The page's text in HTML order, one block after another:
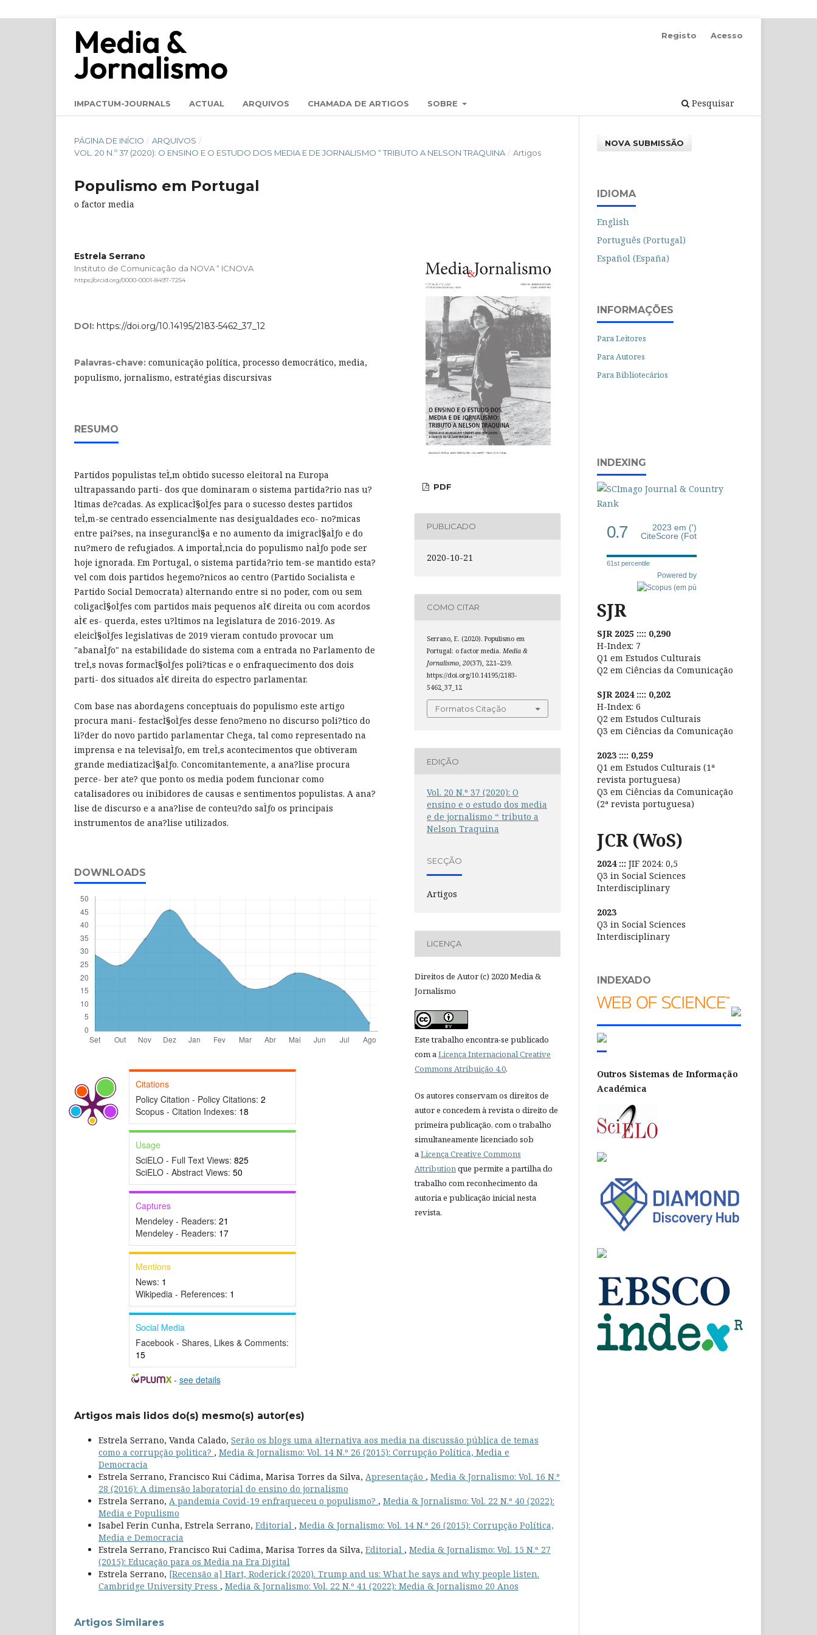
IMPACTUM-JOURNALS ACTUAL ARQUIVOS CHAMADA DE ARTIGOS SOBRE Pesquisar
Registo Acesso
PÁGINA DE INÍCIO / ARQUIVOS /
VOL. 20 N.º 37 (2020): O ENSINO E O ESTUDO DOS MEDIA E DE JORNALISMO “ TRIBUTO A NELSON TRAQUINA / Artigos
Populismo em Portugal
o factor media
Estrela Serrano
Instituto de Comunicação da NOVA “ ICNOVA
https://orcid.org/0000-0001-8497-7254
DOI: https://doi.org/10.14195/2183-5462_37_12
Palavras-chave: comunicação política, processo democrático, media,
populismo, jornalismo, estratégias discursivas
RESUMO
Partidos populistas teÌ‚m obtido sucesso eleitoral na Europa
ultrapassando parti- dos que dominaram o sistema partida?rio nas u?
ltimas de?cadas. As explicacÌ§oÌƒes para o sucesso destes partidos
teÌ‚m-se centrado essencialmente nas desigualdades eco- no?micas
entre pai?ses, na insegurancÌ§a e no aumento da imigracÌ§aÌƒo e do
nu?mero de refugiados. A importaÌ‚ncia do populismo naÌƒo pode ser
hoje ignorada. Em Portugal, o sistema partida?rio tem-se mantido esta?
vel com dois partidos hegemo?nicos ao centro (Partido Socialista e
Partido Social Democrata) alternando entre si no poder, com ou sem
coligacÌ§oÌƒes com partidos mais pequenos aÌ€ direita ou com acordos
aÌ€ es- querda, estes u?ltimos na legislatura de 2016-2019. As
eleicÌ§oÌƒes legislativas de 2019 vieram contudo provocar um
"abanaÌƒo" na estabilidade do sistema com a entrada no Parlamento de
treÌ‚s novas formacÌ§oÌƒes poli?ticas e o enfraquecimento dos dois
parti- dos situados aÌ€ direita do espectro parlamentar.
Com base nas abordagens conceptuais do populismo este artigo
procura mani- festacÌ§oÌƒes desse feno?meno no discurso poli?tico do
li?der do novo partido parlamentar Chega, tal como representado na
imprensa e na televisaÌƒo, em treÌ‚s acontecimentos que obtiveram
grande mediatizacÌ§aÌƒo. Concomitantemente, a ana?lise procura
perce- ber ate? que ponto os media podem funcionar como
catalisadores ou inibidores de causas e sentimentos populistas. A ana?
lise de discurso e a ana?lise de conteu?do saÌƒo os principais
instrumentos de ana?lise utilizados.
DOWNLOADS
Citations
Policy Citation - Policy Citations: 2
Scopus - Citation Indexes: 18
Usage
SciELO - Full Text Views: 825
SciELO - Abstract Views: 50
Captures
Mendeley - Readers: 21
Mendeley - Readers: 17
Mentions
News: 1
Wikipedia - References: 1
Social Media
Facebook - Shares, Likes & Comments:
15
- see details
PDF
PUBLICADO
2020-10-21
COMO CITAR
Serrano, E. (2020). Populismo em
Portugal: o factor media.Media &
Jornalismo,20(37), 221–239.
https://doi.org/10.14195/2183-
5462_37_12
Formatos Citação
EDIÇÃO
Vol. 20 N.º 37 (2020): O
ensino e o estudo dos media
e de jornalismo “ tributo a
Nelson Traquina
SECÇÃO
Artigos
LICENÇA
Direitos de Autor (c) 2020 Media &
Jornalismo
Este trabalho encontra-se publicado
com a Licença Internacional Creative
Commons Atribuição 4.0.
Os autores conservam os direitos de
autor e concedem à revista o direito de
primeira publicação, com o trabalho
simultaneamente licenciado sob
a Licença Creative Commons
Attribution que permite a partilha do
trabalho com reconhecimento da
autoria e publicação inicial nesta
revista.
Artigos mais lidos do(s) mesmo(s) autor(es)
Estrela Serrano, Vanda Calado, Serão os blogs uma alternativa aos media na discussão pública de temas
como a corrupção politica? , Media & Jornalismo: Vol. 14 N.º 26 (2015): Corrupção Política, Media e
Democracia
Estrela Serrano, Francisco Rui Cádima, Marisa Torres da Silva, Apresentação , Media & Jornalismo: Vol. 16 N.º
28 (2016): A dimensão laboratorial do ensino do jornalismo
Estrela Serrano, A pandemia Covid-19 enfraqueceu o populismo? , Media & Jornalismo: Vol. 22 N.º 40 (2022):
Media e Populismo
Isabel Ferin Cunha, Estrela Serrano, Editorial , Media & Jornalismo: Vol. 14 N.º 26 (2015): Corrupção Política,
Media e Democracia
Estrela Serrano, Francisco Rui Cadima, Marisa Torres da Silva, Editorial , Media & Jornalismo: Vol. 15 N.º 27
(2015): Educação para os Media na Era Digital
Estrela Serrano, [Recensão a] Hart, Roderick (2020). Trump and us: What he says and why people listen.
Cambridge University Press , Media & Jornalismo: Vol. 22 N.º 41 (2022): Media & Jornalismo 20 Anos
Artigos Similares
NOVA SUBMISSÃO
IDIOMA
English
Português (Portugal)
Español (España)
INFORMAÇÕES
Para Leitores
Para Autores
Para Bibliotecários
INDEXING
0.7
2023 em (')
CiteScore (Fot
61st percentile
Powered by
SJR
SJR 2025 :::: 0,290
H-Index: 7
Q1 em Estudos Culturais
Q2 em Ciências da Comunicação
SJR 2024 :::: 0,202
H-Index: 6
Q2 em Estudos Culturais
Q3 em Ciências da Comunicação
2023 :::: 0,259
Q1 em Estudos Culturais (1ª
revista portuguesa)
Q3 em Ciências da Comunicação
(2ª revista portuguesa)
JCR (WoS)
2024 ::: JIF 2024: 0,5
Q3 in Social Sciences
Interdisciplinary
2023
Q3 in Social Sciences
Interdisciplinary
INDEXADO
Outros Sistemas de Informação
Académica